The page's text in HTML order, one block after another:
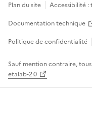
Plan du site Accessibilité
Documentation technique
Politique de confidentialité
Sauf mention contraire,
etalab-2.0